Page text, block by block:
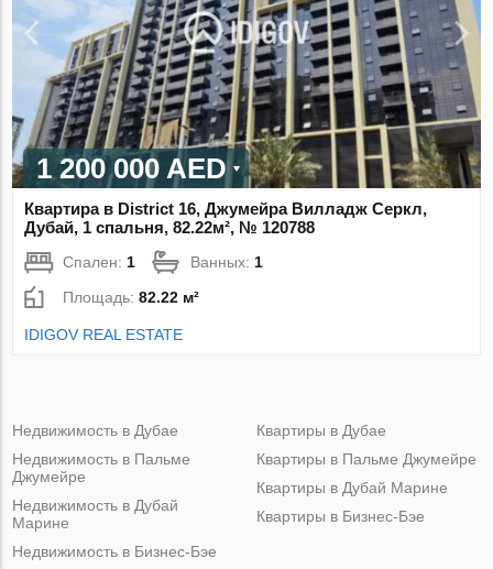
1 200 000 AED
Квартира в District 16, Джумейра Вилладж Серкл,
Дубай, 1 спальня, 82.22м², № 120788
Спален: 1 Ванных: 1
Площадь:82.22 м²
IDIGOV REAL ESTATE
Недвижимость в Дубае
Недвижимость в Пальме
Джумейре
Недвижимость в Дубай
Марине
Недвижимость в Бизнес-Бэе
Квартиры в Дубае
Квартиры в Пальме Джумейре
Квартиры в Дубай Марине
Квартиры в Бизнес-Бэе